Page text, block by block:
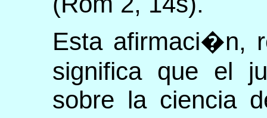
Esta afirmaci�n,
significa que el
sobre la ciencia